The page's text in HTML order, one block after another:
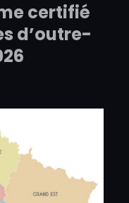
certifié
d’outre-